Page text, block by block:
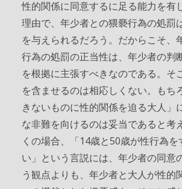
性的関係に同意するに足る能力を有
理由で、年少者との猥褻行為の処罰
を与えられるだろう。だからこそ、
行為の処罰の正当性は、年少者の判
を根拠に主張すべきなのである。そ
を含ませるのは相応しくない。もち
きないものに性的関係を迫る大人」
な非難を向けるのは妥当であると考
くの場合、「14歳と50歳が性行為を
い」という言説には、年少者の同意
う観点よりも、年少者と大人が性的